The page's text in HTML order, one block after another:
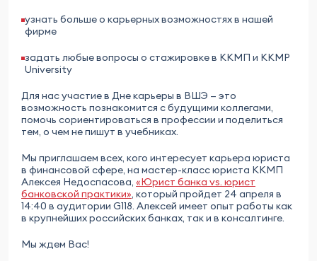
узнать больше о карьерных возможностях в нашей
фирме
задать любые вопросы о стажировке в ККМП и KKMP
University
Для нас участие в Дне карьеры в ВШЭ — это
возможность познакомится с будущими коллегами,
помочь сориентироваться в профессии и поделиться
тем, о чем не пишут в учебниках.
Мы приглашаем всех, кого интересует карьера юриста
в финансовой сфере, на мастер-класс юриста ККМП
Алексея Недоспасова, «Юрист банка vs. юрист
банковской практики», который пройдет 24 апреля в
14:40 в аудитории G118. Алексей имеет опыт работы как
в крупнейших российских банках, так и в консалтинге.
Мы ждем Вас!